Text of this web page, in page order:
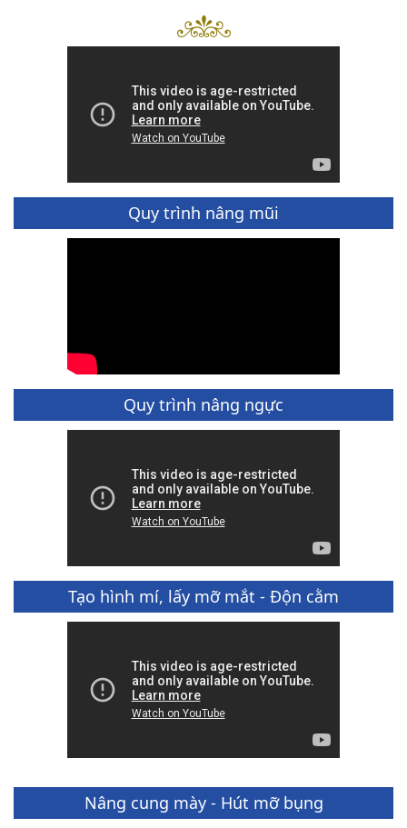
Quy trình nâng mũi
Quy trình nâng ngực
Tạo hình mí, lấy mỡ mắt - Độn cằm
Nâng cung mày - Hút mỡ bụng